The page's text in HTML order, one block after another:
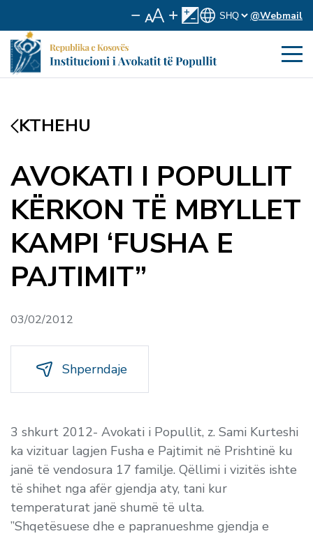
@Webmail
KTHEHU
AVOKATI I POPULLIT
KËRKON TË MBYLLET
KAMPI ‘FUSHA E
PAJTIMIT”
03/02/2012
Shperndaje
3 shkurt 2012- Avokati i Popullit, z. Sami Kurteshi
ka vizituar lagjen Fusha e Pajtimit në Prishtinë ku
janë të vendosura 17 familje. Qëllimi i vizitës ishte
të shihet nga afër gjendja aty, tani kur
temperaturat janë shumë të ulta.
”Shqetësuese dhe e papranueshme gjendja e